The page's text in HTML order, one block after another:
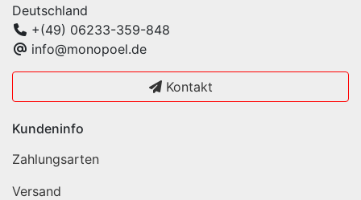
Deutschland
+(49) 06233-359-848
info@monopoel.de
Kontakt
Kundeninfo
Zahlungsarten
Versand